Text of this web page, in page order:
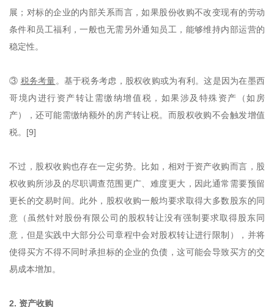
展；对标的企业的内部关系而言，如果股份收购不改变现有的劳动
条件和员工福利，一般也无需另外通知员工，能够维持内部运营的
稳定性。
③ 税务考量。基于税务考虑，股权收购或为有利。这是因为在墨西
哥境内进行资产转让需缴纳增值税，如果涉及特殊资产（如房
产），还可能需缴纳额外的房产转让税。而股权收购不会触发增值
税。[9]
不过，股权收购也存在一定劣势。比如，相对于资产收购而言，股
权收购所涉及的尽职调查范围更广、难度更大，因此通常需要预留
更长的交易时间。此外，股权收购一般均要求取得大多数股东的同
意（虽然针对股份有限公司的股权转让没有强制要求取得股东同
意，但是实践中大部分公司章程中会对股权转让进行限制），并将
使得买方不得不同时承担标的企业的负债，这可能会导致买方的交
易成本增加。
2. 资产收购